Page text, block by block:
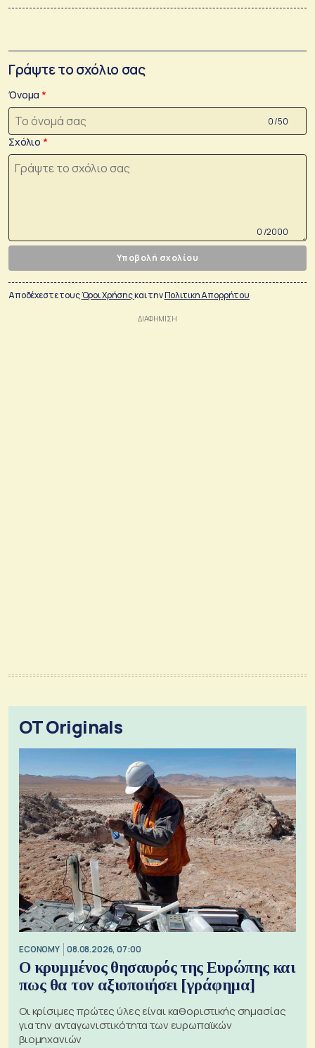
Γράψτε το σχόλιο σας
Όνομα
0 /50
Σχόλιο
0 /2000
Υποβολή σχολίου
Αποδέχεστε τουςΌροι Χρήσηςκαι τηνΠολιτικη Απορρήτου
OT Originals
ECONOMY 08.08.2026, 07:00
Ο κρυμμένος θησαυρός της Ευρώπης και
πως θα τον αξιοποιήσει [γράφημα]
Οι κρίσιμες πρώτες ύλες είναι καθοριστικής σημασίας
για την ανταγωνιστικότητα των ευρωπαϊκών
βιομηχανιών